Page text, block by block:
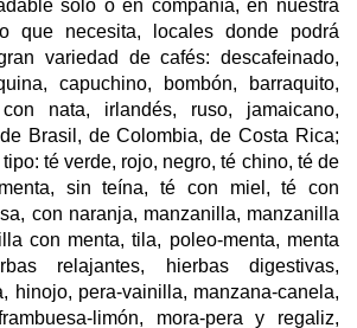
solo o en compañía, en nuestra
que necesita, locales donde podrá
variedad de cafés: descafeinado,
capuchino, bombón, barraquito,
nata, irlandés, ruso, jamaicano,
Brasil, de Colombia, de Costa Rica;
té verde, rojo, negro, té chino, té de
sin teína, té con miel, té con
con naranja, manzanilla, manzanilla
con menta, tila, poleo-menta, menta
relajantes, hierbas digestivas,
hinojo, pera-vainilla, manzana-canela,
limón, mora-pera y regaliz,